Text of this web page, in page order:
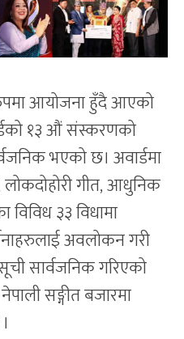
आयोजना हुँदै आएको
१३ औं संस्करणको
भएको छ। अवार्डमा
लोकदोहोरी गीत, आधुनिक
३३ विधामा
अवलोकन गरी
सार्वजनिक गरिएको
सङ्गीत बजारमा